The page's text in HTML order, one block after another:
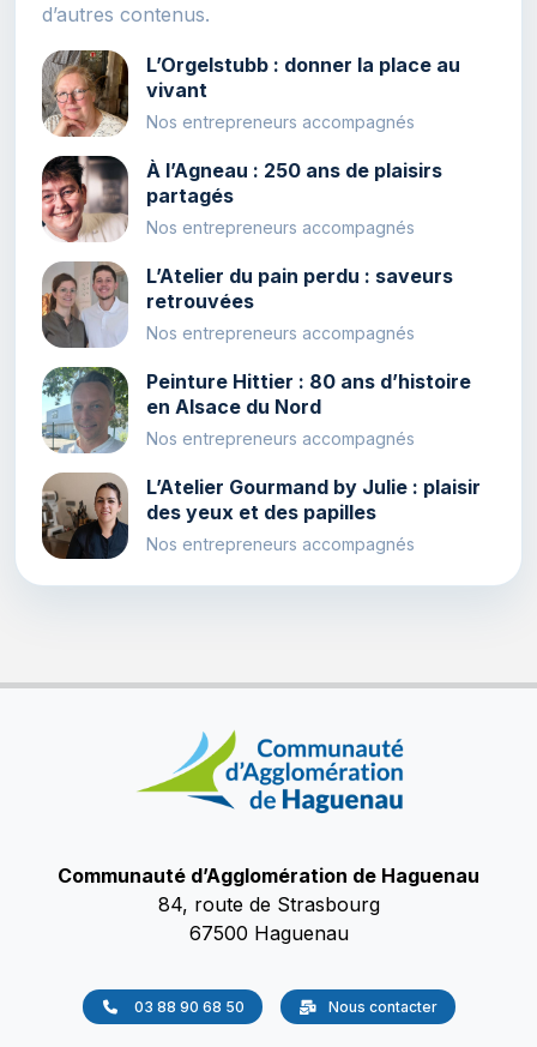
d’autres contenus.
L’Orgelstubb : donner la place au
vivant
Nos entrepreneurs accompagnés
À l’Agneau : 250 ans de plaisirs
partagés
Nos entrepreneurs accompagnés
L’Atelier du pain perdu : saveurs
retrouvées
Nos entrepreneurs accompagnés
Peinture Hittier : 80 ans d’histoire
en Alsace du Nord
Nos entrepreneurs accompagnés
L’Atelier Gourmand by Julie : plaisir
des yeux et des papilles
Nos entrepreneurs accompagnés
Communauté d’Agglomération de Haguenau
84, route de Strasbourg
67500 Haguenau
03 88 90 68 50 Nous contacter